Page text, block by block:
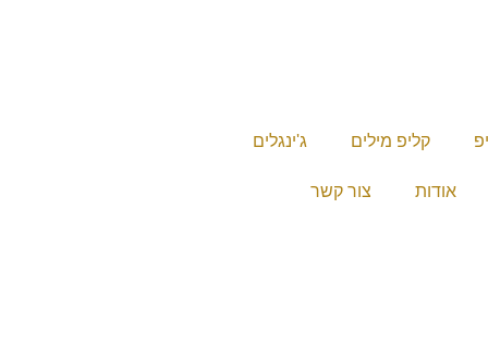
קליפ מילים ג'ינגלים
אודות צור קשר